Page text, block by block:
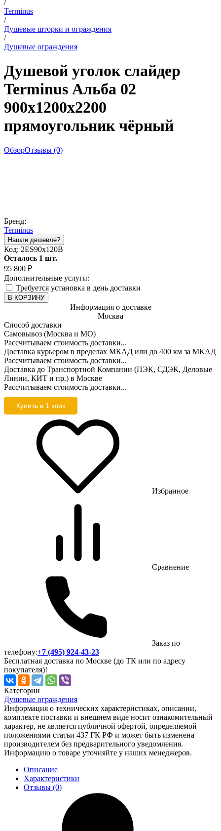
/
Terminus
/
Душевые шторки и ограждения
/
Душевые ограждения
Душевой уголок слайдер
Terminus Альба 02
900х1200х2200
прямоугольник чёрный
ОбзорОтзывы (0)
Бренд:
Terminus
Код: 2ES90х120B
Осталось 1 шт.
95 800 ₽
Дополнительные услуги:
Требуется установка в день доставки
В КОРЗИНУ
Информация о доставке
Москва
Способ доставки
Самовывоз (Москва и МО)
Рассчитываем стоимость доставки...
Доставка курьером в пределах МКАД или до 400 км за МКАД
Рассчитываем стоимость доставки...
Доставка до Транспортной Компании (ПЭК, СДЭК, Деловые
Линии, КИТ и пр.) в Москве
Рассчитываем стоимость доставки...
Купить в 1 клик
Избранное
Сравнение
Заказ по
телефону:+7 (495) 924-43-23
Бесплатная доставка по Москве (до ТК или по адресу
покупателя)!
Категории
Душевые ограждения
Информация о технических характеристиках, описании,
комплекте поставки и внешнем виде носит ознакомительный
характер, не является публичной офертой, определяемой
положениями статьи 437 ГК РФ и может быть изменена
производителем без предварительного уведомления.
Информацию о товаре уточняйте у наших менеджеров.
Описание
Характеристики
Отзывы (0)